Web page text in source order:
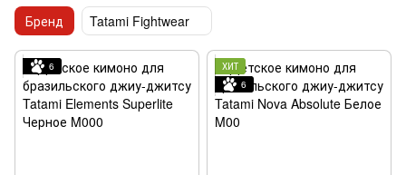
Бренд Tatami Fightwear
6
ХИТ
6